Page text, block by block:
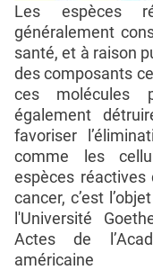
Les espèces
généralement
santé, et à raison
des composants
ces molécules
également
favoriser
comme les
espèces réactives
cancer, c’est
l'Université
Actes de
américaine